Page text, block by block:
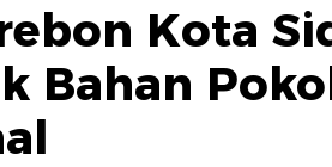
Kota
Bahan